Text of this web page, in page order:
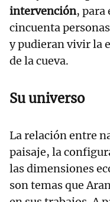
intervención, para
cincuenta
y pudieran vivir la
de la cueva.
Su universo
La relación entre
paisaje, la
las dimensiones
son temas que